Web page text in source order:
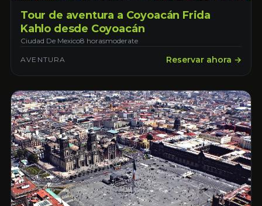
Tour de aventura a Coyoacán Frida
Kahlo desde Coyoacán
Ciudad De Mexico8 horasmoderate
AVENTURA Reservar ahora →